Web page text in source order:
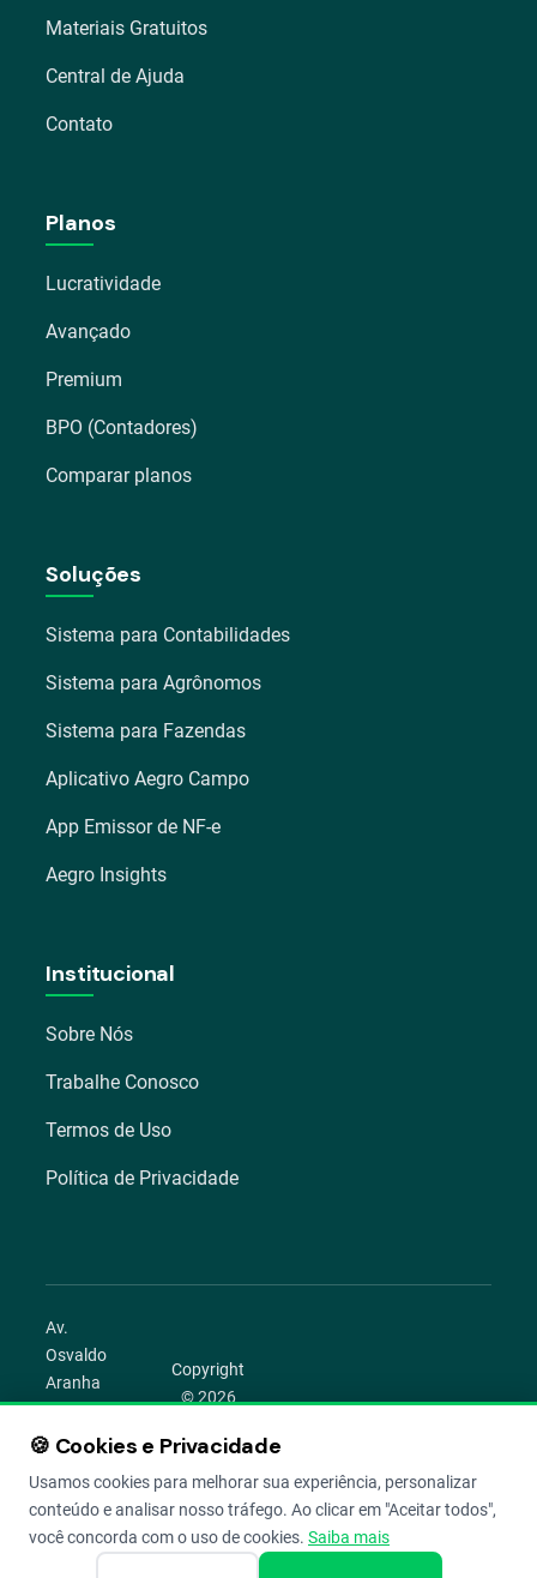
Materiais Gratuitos
Central de Ajuda
Contato
Planos
Lucratividade
Avançado
Premium
BPO (Contadores)
Comparar planos
Soluções
Sistema para Contabilidades
Sistema para Agrônomos
Sistema para Fazendas
Aplicativo Aegro Campo
App Emissor de NF-e
Aegro Insights
Institucional
Sobre Nós
Trabalhe Conosco
Termos de Uso
Política de Privacidade
Av.
Osvaldo
Aranha
1022 –
Bom
Porto
Alegre –
RS
Copyright
© 2026
Todos os
direitos
reservados.
🍪 Cookies e Privacidade
Usamos cookies para melhorar sua experiência, personalizar
conteúdo e analisar nosso tráfego. Ao clicar em "Aceitar todos",
você concorda com o uso de cookies. Saiba mais